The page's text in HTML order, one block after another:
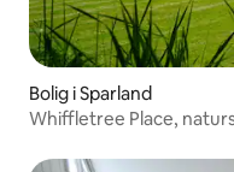
Bolig i Sparland
Whiffletree Place,